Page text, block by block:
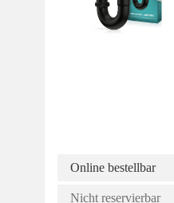
Online bestellbar
Nicht reservierbar